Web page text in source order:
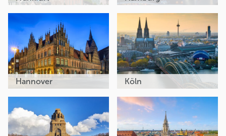
Hannover Köln